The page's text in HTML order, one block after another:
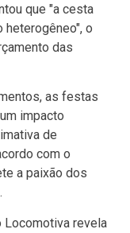
que "a cesta
heterogêneo", o
das
as festas
impacto
de
com o
a paixão dos
Locomotiva revela